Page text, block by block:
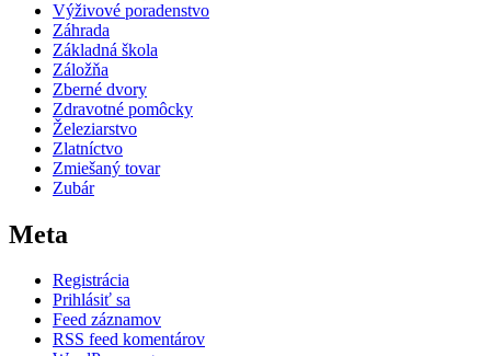
Výživové poradenstvo
Záhrada
Základná škola
Záložňa
Zberné dvory
Zdravotné pomôcky
Železiarstvo
Zlatníctvo
Zmiešaný tovar
Zubár
Meta
Registrácia
Prihlásiť sa
Feed záznamov
RSS feed komentárov